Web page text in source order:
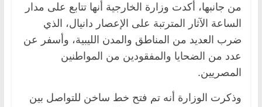
من جانبها، أكدت وزارة الخارجية أنها تتابع على مدار
الساعة الآثار المترتبة على الإعصار دانيال، الذي
ضرب العديد من المناطق والمدن الليبية، وأسفر عن
عدد من الضحايا والمفقودين من المواطنين
المصريين.
وذكرت الوزارة أنه تم فتح خط ساخن للتواصل بين